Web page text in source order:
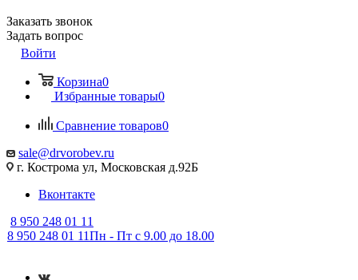
Заказать звонок
Задать вопрос
Войти
Корзина0
Избранные товары0
Сравнение товаров0
sale@drvorobev.ru
г. Кострома ул, Московская д.92Б
Вконтакте
8 950 248 01 11
8 950 248 01 11Пн - Пт с 9.00 до 18.00